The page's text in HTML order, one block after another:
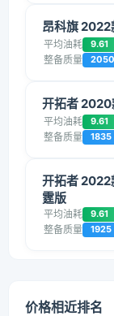
昂科旗
平均油耗 9.61
整备质量 2050
开拓者
平均油耗 9.61
整备质量 1835
开拓者
霆版
平均油耗 9.61
整备质量 1925
价格相近排名